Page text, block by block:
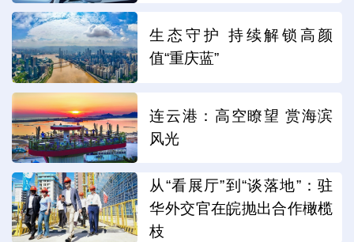
生态守护 持续解锁高颜
值“重庆蓝”
连云港：高空瞭望 赏海滨
风光
从“看展厅”到“谈落地”：驻
华外交官在皖抛出合作橄榄
枝